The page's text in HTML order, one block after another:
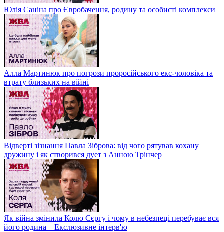
Юлія Саніна про Євробачення, родину та особисті комплекси
Алла Мартинюк про погрози проросійського екс-чоловіка та
втрату близьких на війні
Відверті зізнання Павла Зіброва: від чого рятував кохану
дружину і як створився дует з Анною Трінчер
Як війна змінила Колю Сєргу і чому в небезпеці перебуває вся
його родина – Екслюзивне інтерв'ю